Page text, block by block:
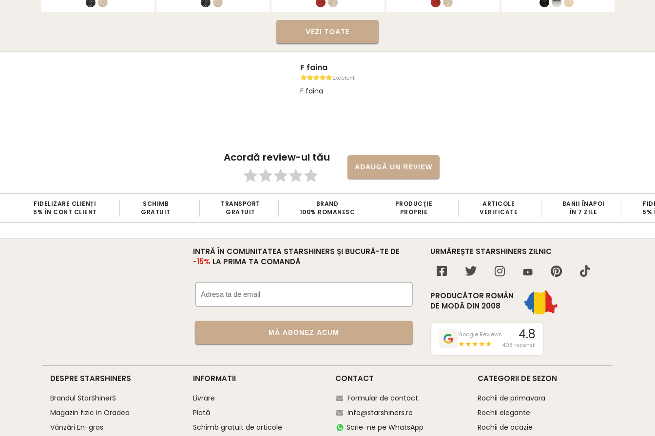
VEZI TOATE
F faina
Excelent
F faina
Acordă review-ul tău
ADAUGĂ UN REVIEW
SCHIMB
GRATUIT
TRANSPORT
GRATUIT
BRAND
100% ROMANESC
PRODUCŢIE
PROPRIE
ARTICOLE
VERIFICATE
BANII ÎNAPOI
ÎN 7 ZILE
FIDELIZARE CLIENȚI
5% ÎN CONT CLIENT
INTRĂ ÎN COMUNITATEA STARSHINERS ȘI BUCURĂ-TE DE
-15% LA PRIMA TA COMANDĂ
MĂ ABONEZ ACUM
URMĂREȘTE STARSHINERS ZILNIC
PRODUCĂTOR ROMÂN
DE MODĂ DIN 2008
Google Reviews
★★★★★
4.8
408 recenzii
DESPRE STARSHINERS
Brandul StarShinerS
Magazin fizic in Oradea
Vânzări En-gros
INFORMATII
Livrare
Plată
Schimb gratuit de articole
CONTACT
Formular de contact
info@starshiners.ro
Scrie-ne pe WhatsApp
CATEGORII DE SEZON
Rochii de primavara
Rochii elegante
Rochii de ocazie